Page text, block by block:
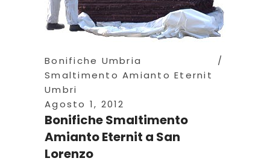
Bonifiche Umbria
Smaltimento Amianto Eternit
Umbri
Agosto 1, 2012
Bonifiche Smaltimento
Amianto Eternit a San
Lorenzo